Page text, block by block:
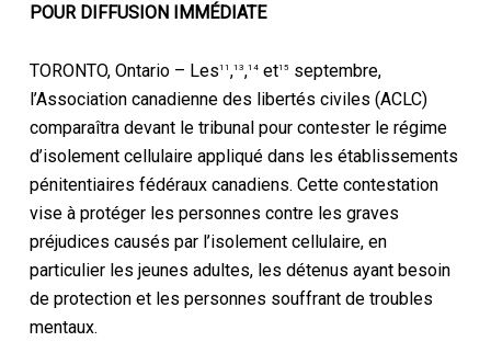
POUR DIFFUSION IMMÉDIATE
TORONTO, Ontario – Les11 ,13,14et15
septembre,
l’Association canadienne des libertés civiles (ACLC)
comparaîtra devant le tribunal pour contester le régime
d’isolement cellulaire appliqué dans les établissements
pénitentiaires fédéraux canadiens. Cette contestation
vise à protéger les personnes contre les graves
préjudices causés par l’isolement cellulaire, en
particulier les jeunes adultes, les détenus ayant besoin
de protection et les personnes souffrant de troubles
mentaux.